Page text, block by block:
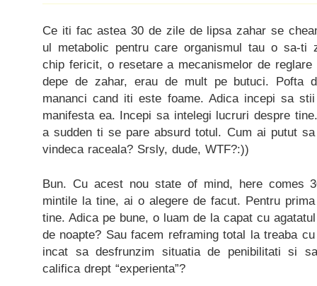
Ce iti fac astea 30 de zile de lipsa zahar se
ul metabolic pentru care organismul tau o sa-ti
chip fericit, o resetare a mecanismelor de
depe de zahar, erau de mult pe butuci. Pofta
mananci cand iti este foame. Adica incepi sa
manifesta ea. Incepi sa intelegi lucruri despre
a sudden ti se pare absurd totul. Cum ai putut
vindeca raceala? Srsly, dude, WTF?:))
Bun. Cu acest nou state of mind, here
mintile la tine, ai o alegere de facut. Pentru
tine. Adica pe bune, o luam de la capat cu
de noapte? Sau facem reframing total la treaba
incat sa desfrunzim situatia de penibilitati si
califica drept “experienta”?